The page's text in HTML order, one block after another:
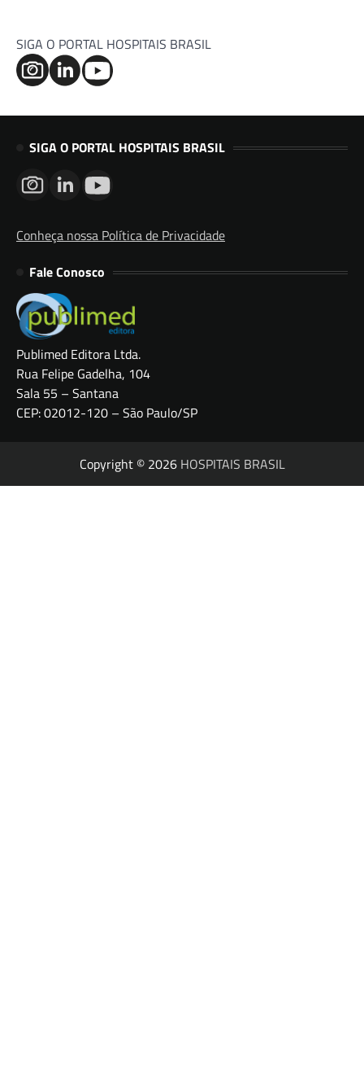
SIGA O PORTAL HOSPITAIS BRASIL
SIGA O PORTAL HOSPITAIS BRASIL
Conheça nossa Política de Privacidade
Fale Conosco
Publimed Editora Ltda.
Rua Felipe Gadelha, 104
Sala 55 – Santana
CEP: 02012-120 – São Paulo/SP
Copyright © 2026 HOSPITAIS BRASIL